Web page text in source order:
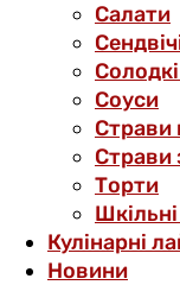
Салати
Соуси
Страви
Страви
Торти
Кулінарні
Новини